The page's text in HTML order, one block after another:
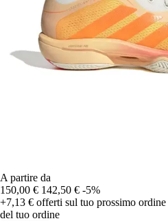
A partire da
150,00 € 142,50 € -5%
+7,13 € offerti sul tuo prossimo ordine
del tuo ordine